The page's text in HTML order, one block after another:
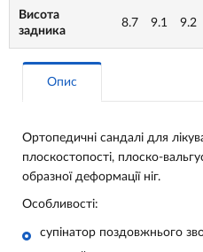
Висота
задника
8.7 9.1 9.2
Опис
Ортопедичні сандалі для
плоскостопості, плоско-
образної деформації ніг.
Особливості:
супінатор поздовжнього